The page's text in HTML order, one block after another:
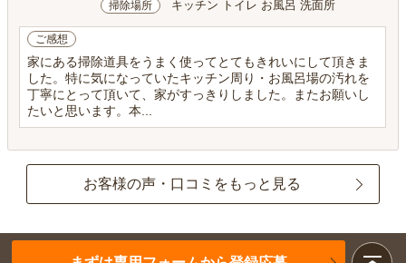
掃除場所 キッチン トイレ お風呂 洗面所
ご感想
家にある掃除道具をうまく使ってとてもきれいにして頂きま
した。特に気になっていたキッチン周り・お風呂場の汚れを
丁寧にとって頂いて、家がすっきりしました。またお願いし
たいと思います。本...
お客様の声・口コミをもっと見る